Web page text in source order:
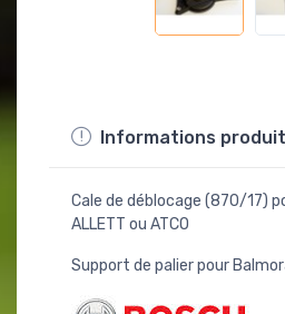
Informations produit
Cale de déblocage (870/17)
ALLETT ou ATCO
Support de palier pour